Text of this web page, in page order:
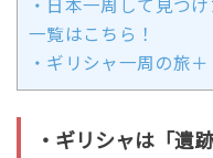
・日本一周して見つ
一覧はこちら！
・ギリシャ一周の旅
・ギリシャは「遺